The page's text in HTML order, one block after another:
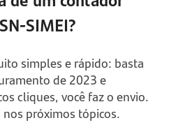
SIMEI?
simples e rápido: basta
de 2023 e
cliques, você faz o envio.
próximos tópicos.